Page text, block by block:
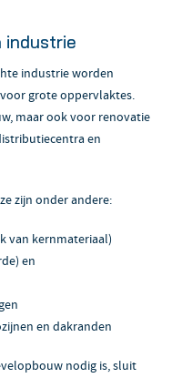
industrie
industrie worden
grote oppervlaktes.
maar ook voor renovatie
en
zijn onder andere:
van kernmateriaal)
en
en dakranden
nodig is, sluit